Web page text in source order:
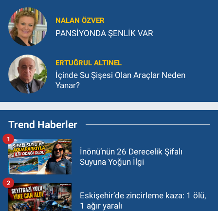
NALAN ÖZVER
PANSİYONDA ŞENLİK VAR
ERTUĞRUL ALTINEL
İçinde Su Şişesi Olan Araçlar Neden
Yanar?
Trend Haberler
İnönü’nün 26 Derecelik Şifalı
Suyuna Yoğun İlgi
1
Eskişehir’de zincirleme kaza: 1 ölü,
1 ağır yaralı
2